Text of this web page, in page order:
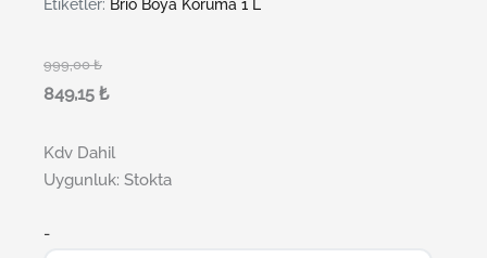
Etiketler: Brio Boya Koruma 1 L
999,00₺
849,15 ₺
Kdv Dahil
Uygunluk: Stokta
-